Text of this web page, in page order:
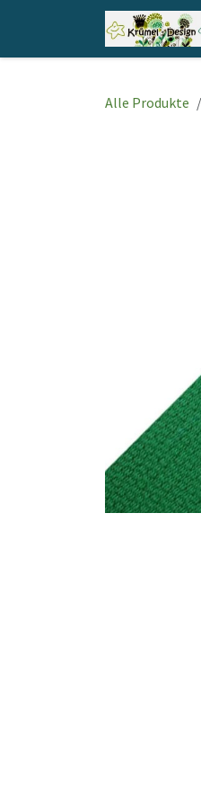
Zum Inhalt springen
Alle Produkte